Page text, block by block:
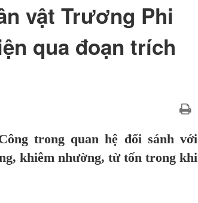
vật Trương Phi
qua đoạn trích
trong quan hệ đối sánh với
khiêm nhường, từ tốn trong khi